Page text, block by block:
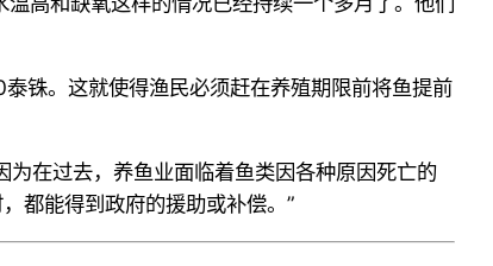
泰铢。这就使得渔民必须赶在养殖期限前将鱼提前
在过去，养鱼业面临着鱼类因各种原因死亡的
都能得到政府的援助或补偿。 ”